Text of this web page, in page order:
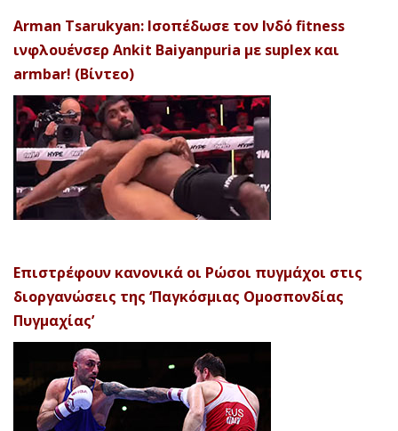
Arman Tsarukyan: Ισοπέδωσε τον Ινδό fitness
ινφλουένσερ Ankit Baiyanpuria με suplex και
armbar! (Βίντεο)
Επιστρέφουν κανονικά οι Ρώσοι πυγμάχοι στις
διοργανώσεις της ‘Παγκόσμιας Ομοσπονδίας
Πυγμαχίας’